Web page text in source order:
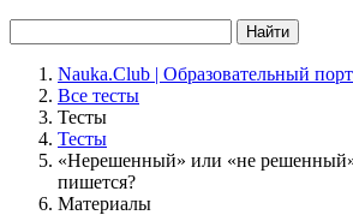
Найти
Nauka.Club | Образовательный
Все тесты
Тесты
Тесты
«Нерешенный» или «не
пишется?
Материалы